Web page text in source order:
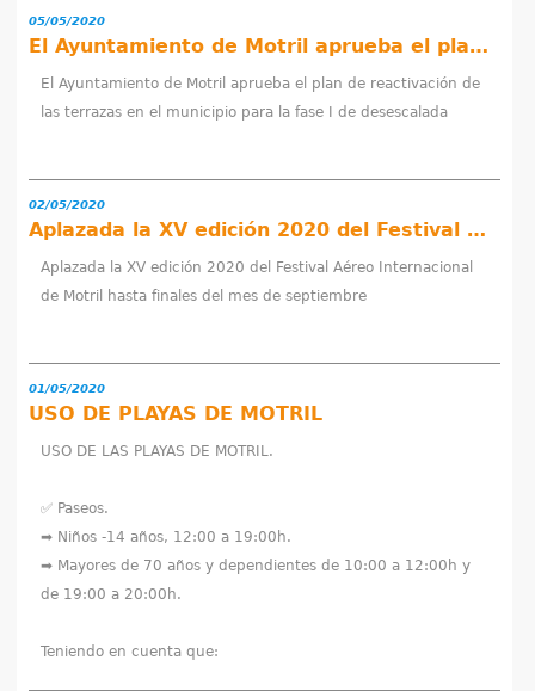
05/05/2020
El Ayuntamiento de Motril aprueba el plan de reactivación de las terrazas en el municipio para la fase I de desescalada
El Ayuntamiento de Motril aprueba el plan de reactivación de
las terrazas en el municipio para la fase I de desescalada
02/05/2020
Aplazada la XV edición 2020 del Festival Aéreo Internacional de Motril hasta finales del mes de septiembre
Aplazada la XV edición 2020 del Festival Aéreo Internacional
de Motril hasta finales del mes de septiembre
01/05/2020
USO DE PLAYAS DE MOTRIL
USO DE LAS PLAYAS DE MOTRIL.
✅ Paseos.
➡️ Niños -14 años, 12:00 a 19:00h.
➡️ Mayores de 70 años y dependientes de 10:00 a 12:00h y
de 19:00 a 20:00h.
Teniendo en cuenta que: